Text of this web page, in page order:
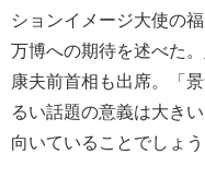
ションイメージ大使の
万博への期待を述べた
康夫前首相も出席。「
るい話題の意義は大き
向いていることでしょ